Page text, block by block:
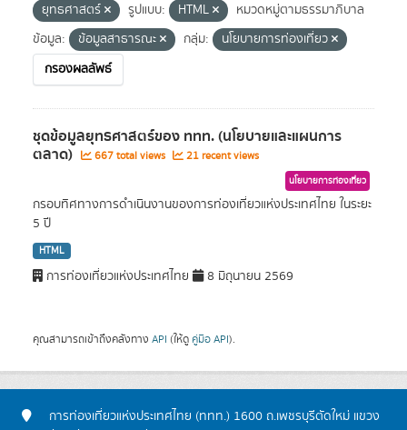
ยุทธศาสตร์
รูปแบบ: HTML
หมวดหมู่ตามธรรมาภิบาล
ข้อมูล:
ข้อมูลสาธารณะ กลุ่ม:
นโยบายการท่องเที่ยว
กรองผลลัพธ์
ชุดข้อมูลยุทธศาสตร์ของ ททท. (นโยบายและแผนการ
ตลาด) 667 total views 21 recent views
นโยบายการท่องเที่ยว
กรอบทิศทางการดำเนินงานของการท่องเที่ยวแห่งประเทศไทย ในระยะ
5 ปี
HTML
การท่องเที่ยวแห่งประเทศไทย 8 มิถุนายน 2569
คุณสามารถเข้าถึงคลังทาง API (ให้ดู คู่มือ API).
การท่องเที่ยวแห่งประเทศไทย (ททท.) 1600 ถ.เพชรบุรีตัดใหม่ แขวง